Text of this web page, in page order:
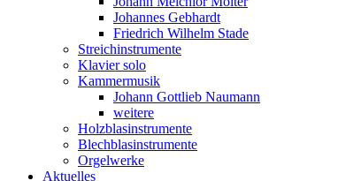
Johannes Gebhardt
Friedrich Wilhelm Stade
Streichinstrumente
Klavier solo
Kammermusik
Johann Gottlieb Naumann
weitere
Holzblasinstrumente
Blechblasinstrumente
Orgelwerke
Aktuelles